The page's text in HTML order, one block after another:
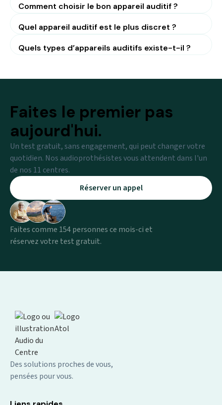
Comment choisir le bon appareil auditif ?
Quel appareil auditif est le plus discret ?
Quels types d’appareils auditifs existe-t-il ?
Faites le premier pas
aujourd'hui.
Un test gratuit, sans engagement, qui peut changer votre
quotidien. Nos audioprothésistes vous attendent dans l'un
de nos 11 centres.
Réserver un appel
Faites comme 154 personnes ce mois-ci et
réservez votre test gratuit.
Des solutions proches de vous,
pensées pour vous.